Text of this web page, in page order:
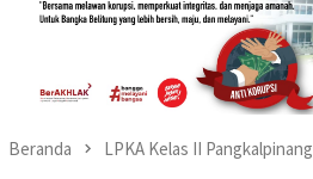
Beranda LPKA Kelas II Pangkalpinang